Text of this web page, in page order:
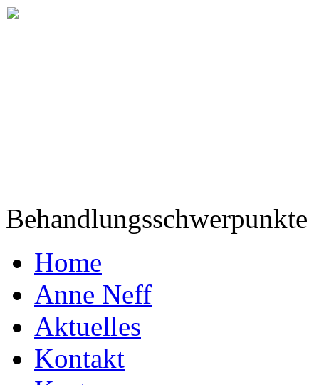
Behandlungsschwerpunkte
Home
Anne Neff
Aktuelles
Kontakt